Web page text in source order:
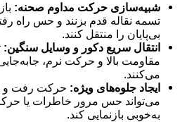
شبیه‌سازی حرکت مداوم صحنه:
تسمه نقاله قدم بزنند و حس راه
بی‌پایان را منتقل کنند.
انتقال سریع دکور و وسایل سنگین:
مقاومت بالا و حرکت نرم،
می‌کنند.
ایجاد جلوه‌های ویژه: حرکت رفت و
می‌تواند حس مرور خاطرات یا
به‌خوبی بازنمایی کند.